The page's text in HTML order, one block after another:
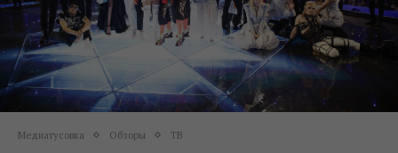
Медиатусовка Обзоры ТВ